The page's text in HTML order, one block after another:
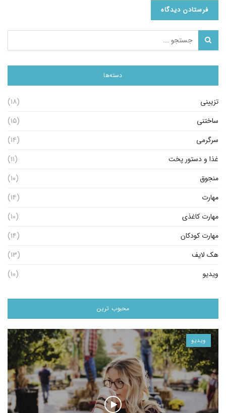
دسته‌ها
تزیینی
(۱۸)
ساختنی
(۱۵)
سرگرمی
(۱۴)
غذا و دستور پخت
(۱۱)
منجوق
(۱۰)
مهارت
(۱۴)
مهارت کاغذی
(۱۰)
مهارت کودکان
(۱۴)
هک لایف
(۱۳)
ویدیو
(۱۰)
محبوب ترین
ویدیو